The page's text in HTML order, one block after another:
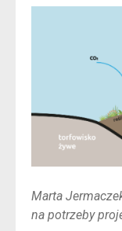
Marta
na potrzeby